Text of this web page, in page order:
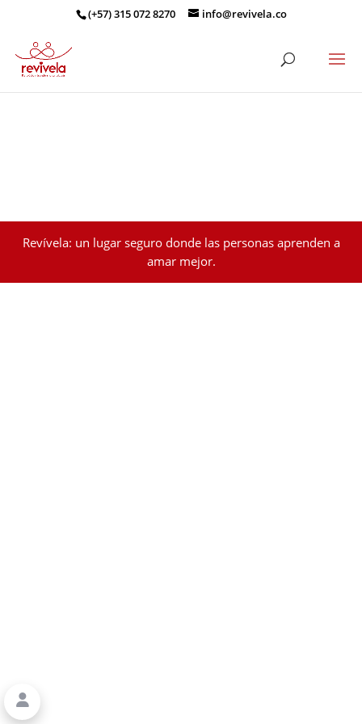
(+57) 315 072 8270 info@revivela.co
Revívela: un lugar seguro donde las personas aprenden a
amar mejor.